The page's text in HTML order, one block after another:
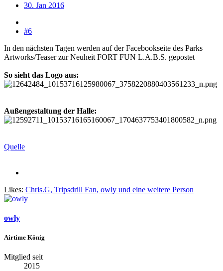
30. Jan 2016
#6
In den nächsten Tagen werden auf der Facebookseite des Parks
Artworks/Teaser zur Neuheit FORT FUN L.A.B.S. gepostet
So sieht das Logo aus:
Außengestaltung der Halle:
Quelle
Likes: Chris.G, Tripsdrill Fan, owly und eine weitere Person
owly
Airtime König
Mitglied seit
2015